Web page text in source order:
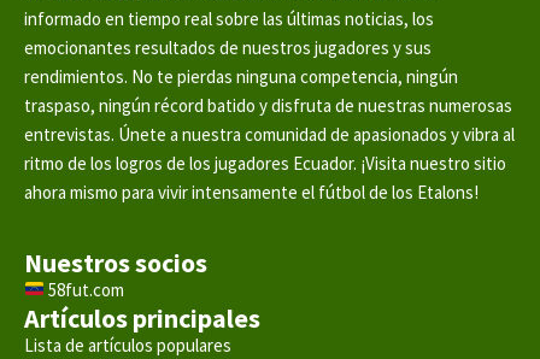
informado en tiempo real sobre las últimas noticias, los
emocionantes resultados de nuestros jugadores y sus
rendimientos. No te pierdas ninguna competencia, ningún
traspaso, ningún récord batido y disfruta de nuestras numerosas
entrevistas. Únete a nuestra comunidad de apasionados y vibra al
ritmo de los logros de los jugadores Ecuador. ¡Visita nuestro sitio
ahora mismo para vivir intensamente el fútbol de los Etalons!
Nuestros socios
58fut.com
Artículos principales
Lista de artículos populares